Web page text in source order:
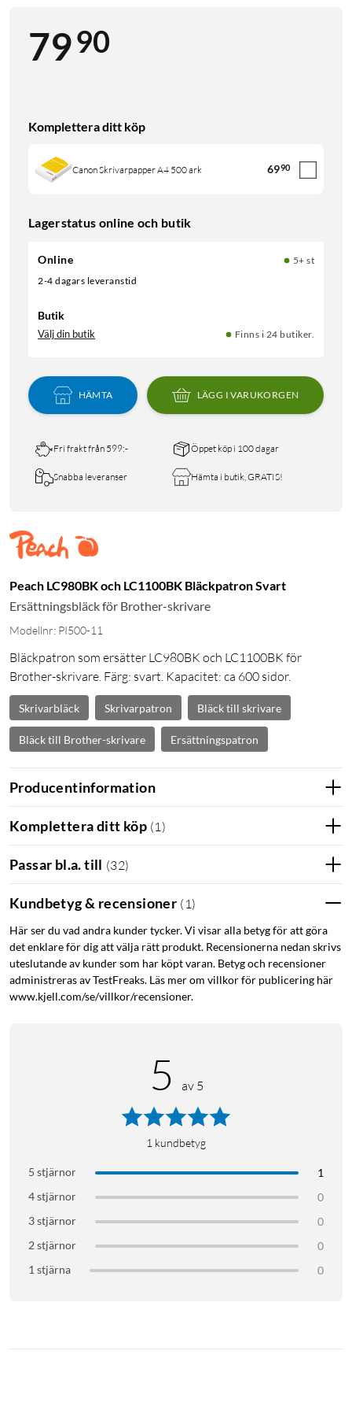
7990
Komplettera ditt köp
Canon Skrivarpapper A4 500 ark 6990
Lagerstatus online och butik
Online
5+ st
2-4 dagars leveranstid
Butik
Välj din butik Finns i 24 butiker.
HÄMTA LÄGG I VARUKORGEN
Fri frakt från 599:- Öppet köp i 100 dagar
Snabba leveranser Hämta i butik, GRATIS!
Peach LC980BK och LC1100BK Bläckpatron Svart
Ersättningsbläck för Brother-skrivare
Modellnr: PI500-11
Bläckpatron som ersätter LC980BK och LC1100BK för
Brother-skrivare. Färg: svart. Kapacitet: ca 600 sidor.
Skrivarbläck Skrivarpatron Bläck till skrivare
Bläck till Brother-skrivare Ersättningspatron
Producentinformation
Komplettera ditt köp (1 )
Passar bl.a. till (32)
Kundbetyg & recensioner ( 1 )
Här ser du vad andra kunder tycker. Vi visar alla betyg för att göra
det enklare för dig att välja rätt produkt. Recensionerna nedan skrivs
uteslutande av kunder som har köpt varan. Betyg och recensioner
administreras av TestFreaks. Läs mer om villkor för publicering här
www.kjell.com/se/villkor/recensioner.
5 av 5
1 kundbetyg
5 stjärnor
1
4 stjärnor
0
3 stjärnor
0
2 stjärnor
0
1 stjärna
0